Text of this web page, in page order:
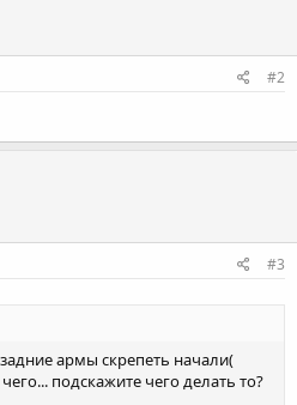
#2
#3
армы скрепеть начали(
подскажите чего делать то?